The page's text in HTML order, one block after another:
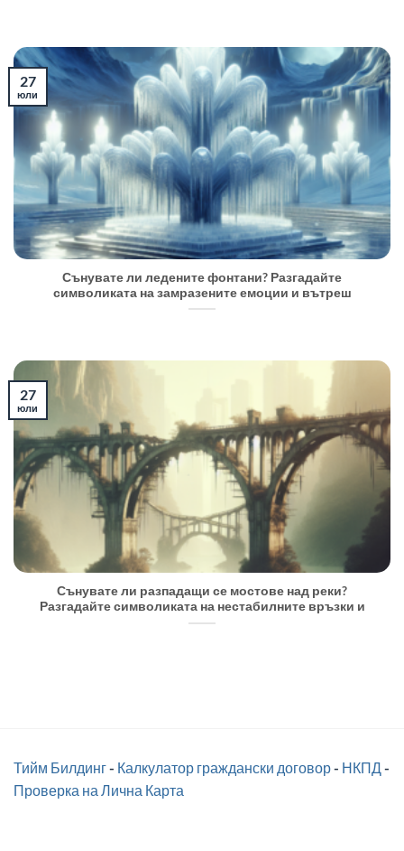
Сънувате ли ледените фонтани? Разгадайте
символиката на замразените емоции и вътреш
27
юли
Сънувате ли разпадащи се мостове над реки?
Разгадайте символиката на нестабилните връзки и
27
юли
Тийм Билдинг- Калкулатор граждански договор- НКПД-
Проверка на Лична Карта